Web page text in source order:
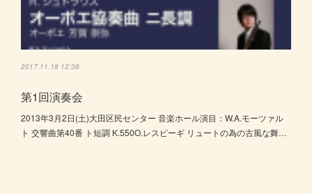
2017.11.18 12:38
第1回演奏会
2013年3月2日(土)大田区民センター 音楽ホール演目：W.A.モーツァル
ト 交響曲第40番 ト短調 K.550O.レスピーギ リュートの為の古風な舞…